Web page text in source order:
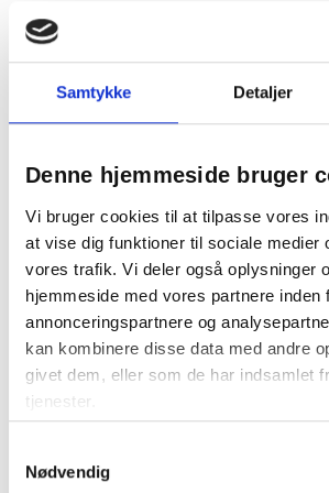
Samtykke Detaljer
Denne hjemmeside bruger
Vi bruger cookies til at tilpasse vores
at vise dig funktioner til sociale medier
vores trafik. Vi deler også oplysninger
hjemmeside med vores partnere inden
annonceringspartnere og
kan kombinere disse data med andre
givet dem, eller som de har indsamlet
tjenester.
Nødvendig
BEMÆRK:
Prisen er inkl. pant B på 1,20
1 pakke: 12 pakke
Farve: Vand
Oprindelsesland: Danmark
Producent: Aqua d'or